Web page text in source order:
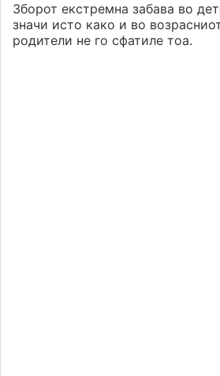
Зборот екстремна забава во
значи исто како и во
родители не го сфатиле тоа.